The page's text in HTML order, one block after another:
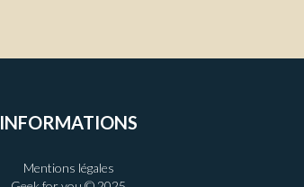
INFORMATIONS
Mentions légales